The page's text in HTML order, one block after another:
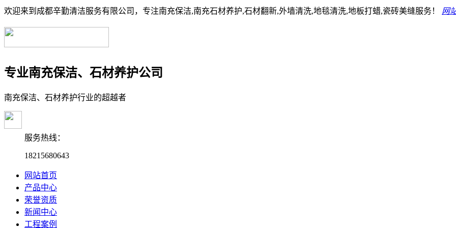
欢迎来到成都辛勤清洁服务有限公司，专注南充保洁,南充石材养护,石材翻新,外墙清洗,地毯清洗,地板打蜡,瓷砖美缝服务！ 网
专业南充保洁、石材养护公司
南充保洁、石材养护行业的超越者
服务热线：
18215680643
网站首页
产品中心
荣誉资质
新闻中心
工程案例